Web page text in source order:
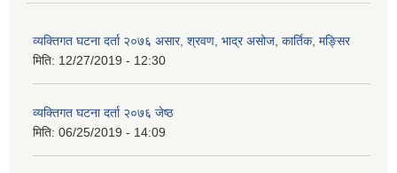
व्यक्तिगत घटना दर्ता २०७६ असार, श्रवण, भाद्र असोज, कार्तिक, मङ्सिर
मिति: 12/27/2019 - 12:30
व्यक्तिगत घटना दर्ता २०७६ जेष्ठ
मिति: 06/25/2019 - 14:09